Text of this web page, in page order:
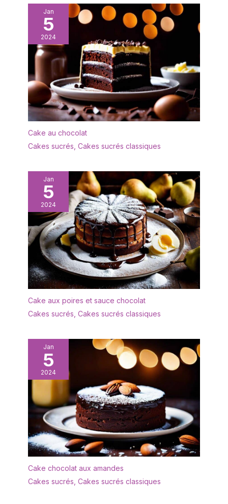
Jan
5
2024
Cake au chocolat
Cakes sucrés Cakes sucrés classiques
Jan
5
2024
Cake aux poires et sauce chocolat
Cakes sucrés Cakes sucrés classiques
Jan
5
2024
Cake chocolat aux amandes
Cakes sucrés Cakes sucrés classiques